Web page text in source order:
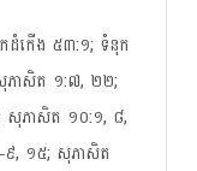
ដំកើង ៥៣:១; ទំនុក
ាសិត ១:៧, ២២;
ភាសិត ១០:១, ៨,
, ១៥; សុភាសិត